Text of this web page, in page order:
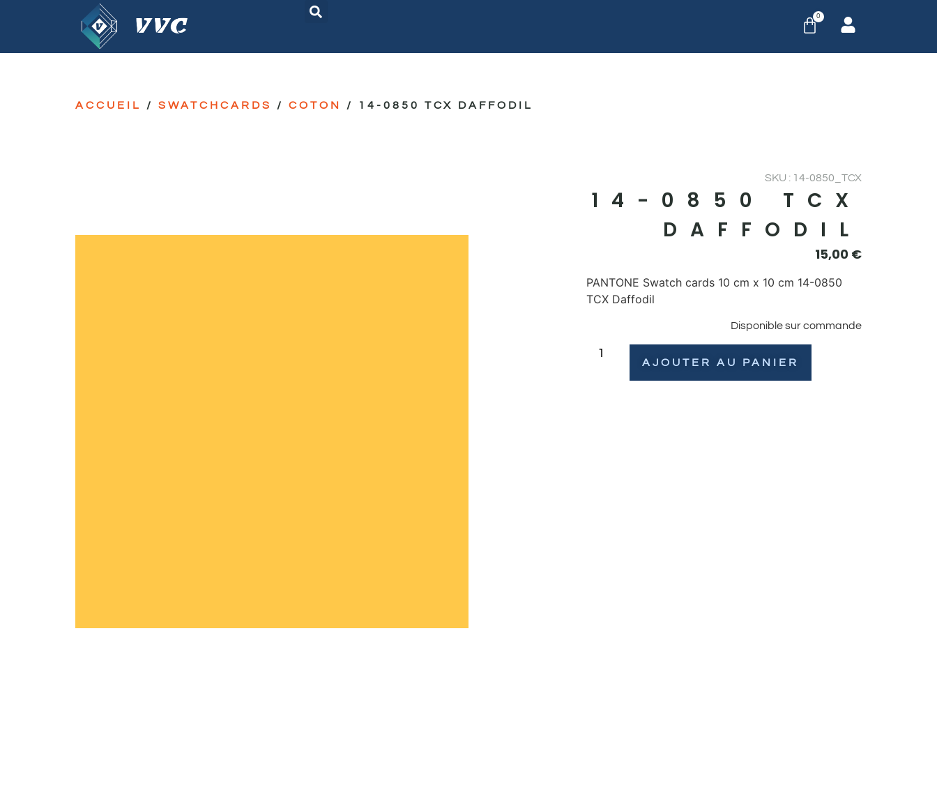
0
ACCUEIL / SWATCHCARDS / COTON / 14-0850 TCX DAFFODIL
SKU : 14-0850_TCX
14-0850 TCX
DAFFODIL
15,00 €
PANTONE Swatch cards 10 cm x 10 cm 14-0850
TCX Daffodil
Disponible sur commande
AJOUTER AU PANIER